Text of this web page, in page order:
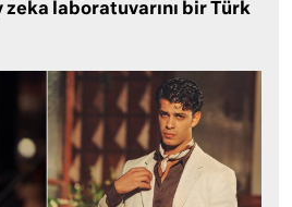
laboratuvarını bir Türk